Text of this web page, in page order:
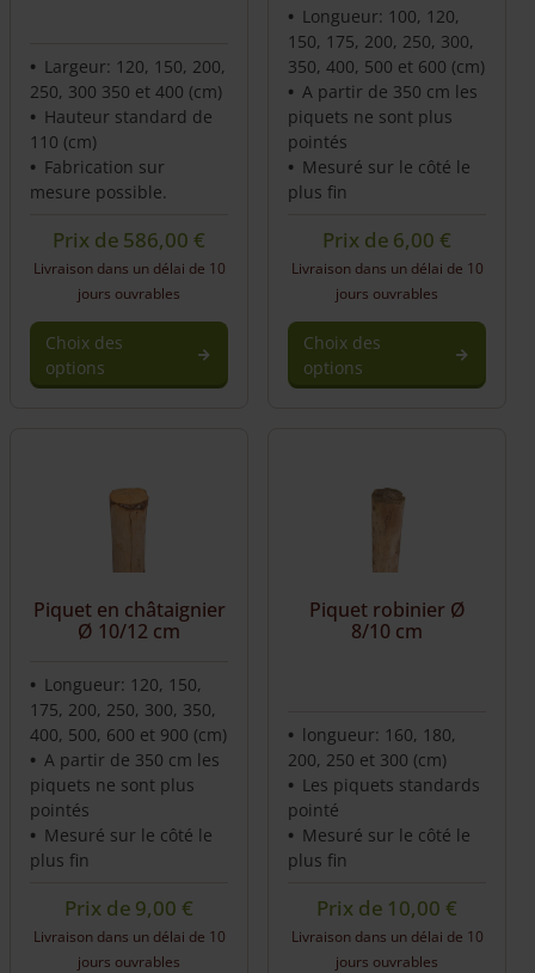
Largeur: 120, 150, 200,
250, 300 350 et 400 (cm)
Hauteur standard de
110 (cm)
Fabrication sur
mesure possible.
Prix de 586,00€
Livraison dans un délai de 10
jours ouvrables
Choix des
options
Longueur: 100, 120,
150, 175, 200, 250, 300,
350, 400, 500 et 600 (cm)
A partir de 350 cm les
piquets ne sont plus
pointés
Mesuré sur le côté le
plus fin
Prix de 6,00€
Livraison dans un délai de 10
jours ouvrables
Choix des
options
chosen
page
Piquet en châtaignier
Ø 10/12 cm
Longueur: 120, 150,
175, 200, 250, 300, 350,
400, 500, 600 et 900 (cm)
A partir de 350 cm les
piquets ne sont plus
pointés
Mesuré sur le côté le
plus fin
Prix de 9,00€
Livraison dans un délai de 10
jours ouvrables
Piquet robinier Ø
8/10 cm
longueur: 160, 180,
200, 250 et 300 (cm)
Les piquets standards
pointé
Mesuré sur le côté le
plus fin
Prix de 10,00€
Livraison dans un délai de 10
jours ouvrables